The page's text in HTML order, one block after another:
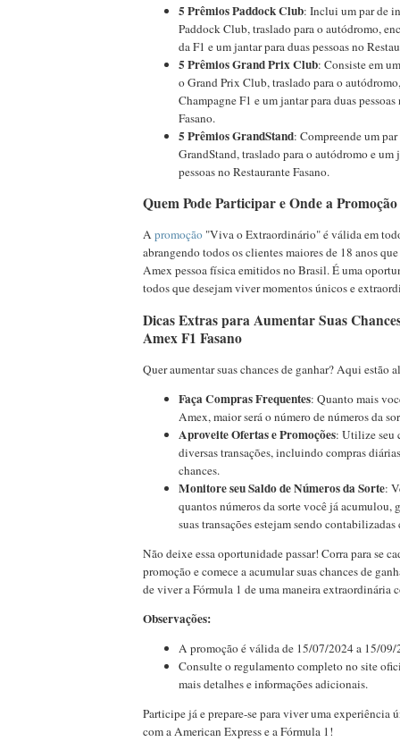
5 Prêmios Paddock Club: Inclui um par de
Paddock Club, traslado para o autódromo,
da F1 e um jantar para duas pessoas no
5 Prêmios Grand Prix Club: Consiste em
o Grand Prix Club, traslado para o
Champagne F1 e um jantar para duas
Fasano.
5 Prêmios GrandStand: Compreende um
GrandStand, traslado para o autódromo e um
pessoas no Restaurante Fasano.
Quem Pode Participar e Onde a
A promoção "Viva o Extraordinário" é válida em
abrangendo todos os clientes maiores de 18 anos
Amex pessoa física emitidos no Brasil. É uma
todos que desejam viver momentos únicos e
Dicas Extras para Aumentar Suas
Amex F1 Fasano
Quer aumentar suas chances de ganhar? Aqui estão
Faça Compras Frequentes: Quanto mais
Amex, maior será o número de números da
Aproveite Ofertas e Promoções: Utilize seu
diversas transações, incluindo compras
chances.
Monitore seu Saldo de Números da Sorte:
quantos números da sorte você já acumulou,
suas transações estejam sendo contabilizadas
Não deixe essa oportunidade passar! Corra para se
promoção e comece a acumular suas chances de
de viver a Fórmula 1 de uma maneira extraordinária
Observações:
A promoção é válida de 15/07/2024 a 15/09/
Consulte o regulamento completo no site
mais detalhes e informações adicionais.
Participe já e prepare-se para viver uma experiência
com a American Express e a Fórmula 1!